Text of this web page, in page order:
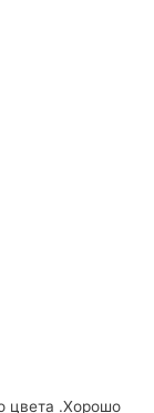
цвета .Хорошо